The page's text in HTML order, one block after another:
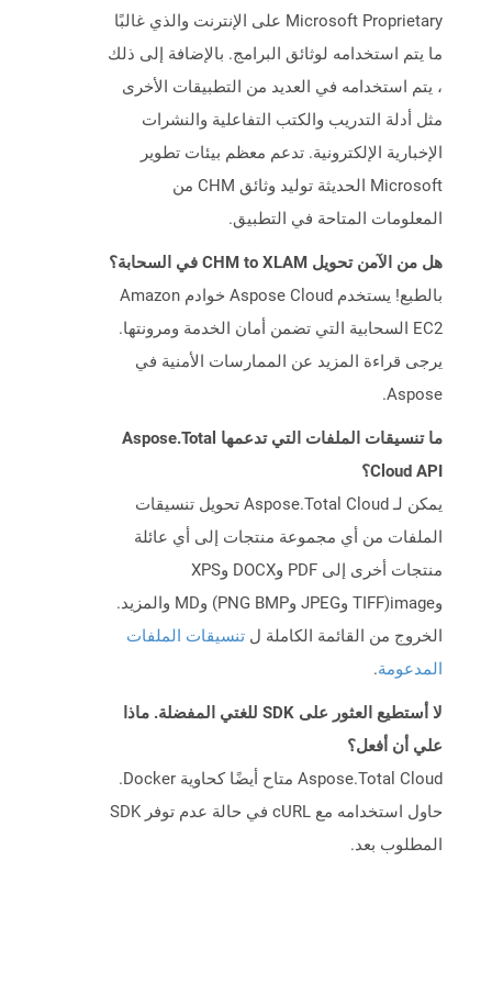
Microsoft Proprietary على الإنترنت والذي غالبًا
ما يتم استخدامه لوثائق البرامج. بالإضافة إلى ذلك
، يتم استخدامه في العديد من التطبيقات الأخرى
مثل أدلة التدريب والكتب التفاعلية والنشرات
الإخبارية الإلكترونية. تدعم معظم بيئات تطوير
Microsoft الحديثة توليد وثائق CHM من
المعلومات المتاحة في التطبيق.
هل من الآمن تحويل CHM to XLAM في السحابة؟
بالطبع! يستخدم Aspose Cloud خوادم Amazon
EC2 السحابية التي تضمن أمان الخدمة ومرونتها.
يرجى قراءة المزيد عن الممارسات الأمنية في
Aspose.
ما تنسيقات الملفات التي تدعمها Aspose.Total
Cloud API؟
يمكن لـ Aspose.Total Cloud تحويل تنسيقات
الملفات من أي مجموعة منتجات إلى أي عائلة
منتجات أخرى إلى PDF وDOCX وXPS
وimage(TIFF وJPEG وPNG BMP) وMD والمزيد.
الخروج من القائمة الكاملة ل تنسيقات الملفات
المدعومة.
لا أستطيع العثور على SDK للغتي المفضلة. ماذا
علي أن أفعل؟
Aspose.Total Cloud متاح أيضًا كحاوية Docker.
حاول استخدامه مع cURL في حالة عدم توفر SDK
المطلوب بعد.